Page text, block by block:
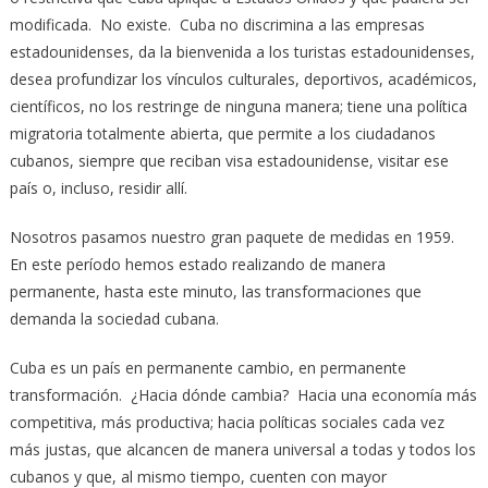
modificada. No existe. Cuba no discrimina a las empresas
estadounidenses, da la bienvenida a los turistas estadounidenses,
desea profundizar los vínculos culturales, deportivos, académicos,
científicos, no los restringe de ninguna manera; tiene una política
migratoria totalmente abierta, que permite a los ciudadanos
cubanos, siempre que reciban visa estadounidense, visitar ese
país o, incluso, residir allí.
Nosotros pasamos nuestro gran paquete de medidas en 1959.
En este período hemos estado realizando de manera
permanente, hasta este minuto, las transformaciones que
demanda la sociedad cubana.
Cuba es un país en permanente cambio, en permanente
transformación. ¿Hacia dónde cambia? Hacia una economía más
competitiva, más productiva; hacia políticas sociales cada vez
más justas, que alcancen de manera universal a todas y todos los
cubanos y que, al mismo tiempo, cuenten con mayor